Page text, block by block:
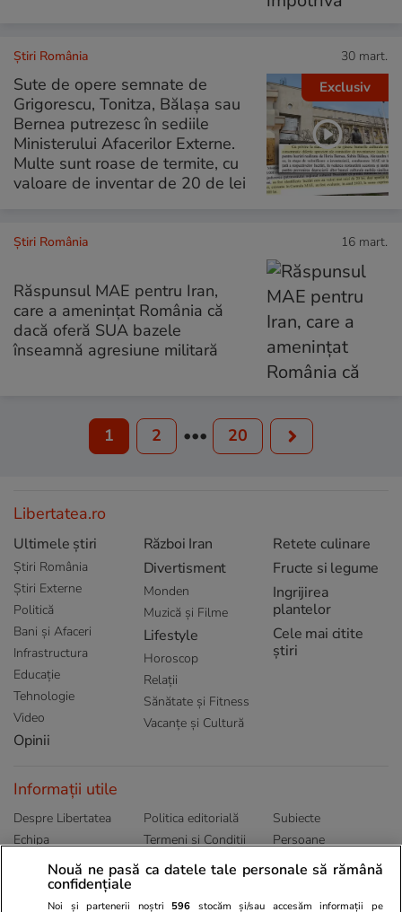
Exclusiv
Știri România 30 mart.
Sute de opere semnate de
Grigorescu, Tonitza, Bălașa sau
Bernea putrezesc în sediile
Ministerului Afacerilor Externe.
Multe sunt roase de termite, cu
valoare de inventar de 20 de lei
Știri România 16 mart.
Răspunsul MAE pentru Iran,
care a amenințat România că
dacă oferă SUA bazele
înseamnă agresiune militară
1 2 ••• 20
Libertatea.ro
Ultimele știri
Știri România
Știri Externe
Politică
Bani și Afaceri
Infrastructura
Educație
Tehnologie
Video
Opinii
Război Iran
Divertisment
Monden
Muzică și Filme
Lifestyle
Horoscop
Relații
Sănătate și Fitness
Vacanțe și Cultură
Retete culinare
Fructe si legume
Ingrijirea
plantelor
Cele mai citite
știri
Informații utile
Despre Libertatea
Echipa
Publicitate
Politica de
Politica editorială
Termeni și Conditii
Abonamente
Subiecte
Persoane
Sitemap
Nouă ne pasă ca datele tale personale să rămână
confidențiale
Noi și partenerii noștri 596 stocăm și/sau accesăm informații pe